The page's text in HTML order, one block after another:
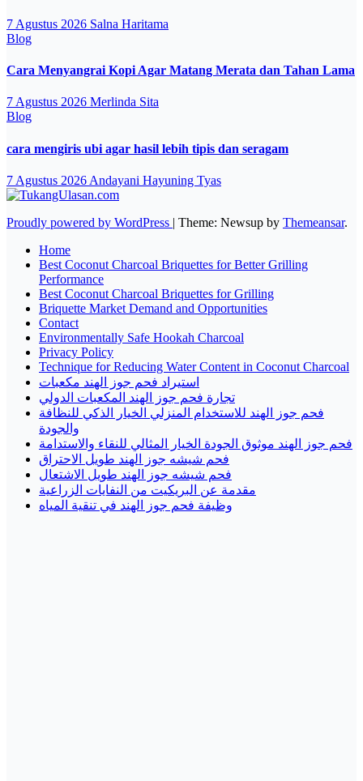
7 Agustus 2026 Salna Haritama
Blog
Cara Menyangrai Kopi Agar Matang Merata dan Tahan Lama
7 Agustus 2026 Merlinda Sita
Blog
cara mengiris ubi agar hasil lebih tipis dan seragam
7 Agustus 2026 Andayani Hayuning Tyas
Proudly powered by WordPress | Theme: Newsup by Themeansar.
Home
Best Coconut Charcoal Briquettes for Better Grilling
Performance
Best Coconut Charcoal Briquettes for Grilling
Briquette Market Demand and Opportunities
Contact
Environmentally Safe Hookah Charcoal
Privacy Policy
Technique for Reducing Water Content in Coconut Charcoal
استيراد فحم جوز الهند مكعبات
تجارة فحم جوز الهند المكعبات الدولي
فحم جوز الهند للاستخدام المنزلي الخيار الذكي للنظافة
والجودة
فحم جوز الهند موثوق الجودة الخيار المثالي للنقاء والاستدامة
فحم شيشه جوز الهند طويل الاحتراق
فحم شيشه جوز الهند طويل الاشتعال
مقدمة عن البريكيت من النفايات الزراعية
وظيفة فحم جوز الهند في تنقية المياه